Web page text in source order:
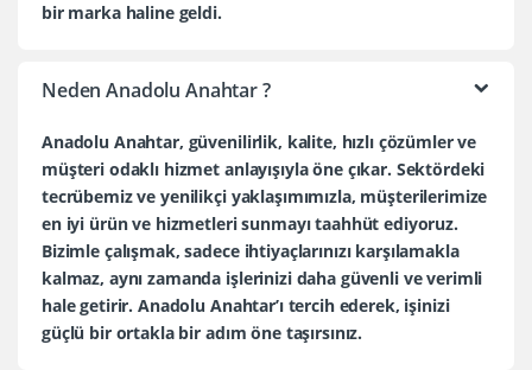
bir marka haline geldi.
Neden Anadolu Anahtar ?
Anadolu Anahtar, güvenilirlik, kalite, hızlı çözümler ve
müşteri odaklı hizmet anlayışıyla öne çıkar. Sektördeki
tecrübemiz ve yenilikçi yaklaşımımızla, müşterilerimize
en iyi ürün ve hizmetleri sunmayı taahhüt ediyoruz.
Bizimle çalışmak, sadece ihtiyaçlarınızı karşılamakla
kalmaz, aynı zamanda işlerinizi daha güvenli ve verimli
hale getirir. Anadolu Anahtar’ı tercih ederek, işinizi
güçlü bir ortakla bir adım öne taşırsınız.